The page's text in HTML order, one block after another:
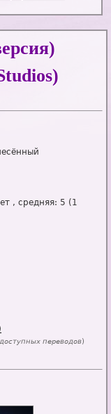
, средняя: 5 ( 1
переводов)